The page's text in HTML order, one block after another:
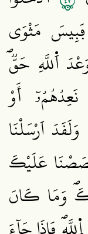
مَثْوَي
اَ۬للَّهِ حَقّٞۖ
أَوْ
وَلَقَدَ اَرْسَلْنَا
عَلَيْكَ
وَمَا كَانَ